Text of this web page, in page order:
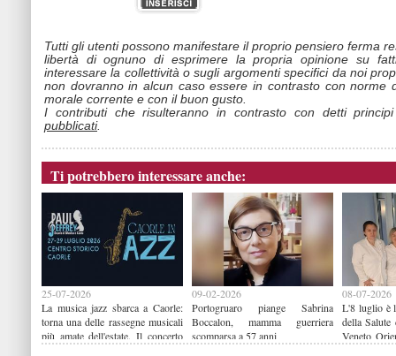
Tutti gli utenti possono manifestare il proprio pensiero ferma
libertà di ognuno di esprimere la propria opinione su
interessare la collettività o sugli argomenti specifici da noi
non dovranno in alcun caso essere in contrasto con norme
morale corrente e con il buon gusto.
I contributi che risulteranno in contrasto con detti
pubblicati.
Ti potrebbero interessare anche:
25-07-2026
La musica jazz sbarca a Caorle:
torna una delle rassegne musicali
più amate dell'estate. Il concerto
09-02-2026
Portogruaro piange Sabrina
Boccalon, mamma guerriera
scomparsa a 57 anni
08-07-2026
L'8 luglio è
della Salute
Veneto